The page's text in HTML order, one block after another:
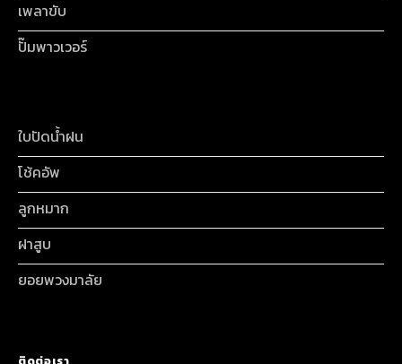
เพลาขับ
ปั๊มพาวเวอร์
ใบปัดน้ำฝน
โช้คอัพ
ลูกหมาก
ฝาสูบ
ยอยพวงมาลัย